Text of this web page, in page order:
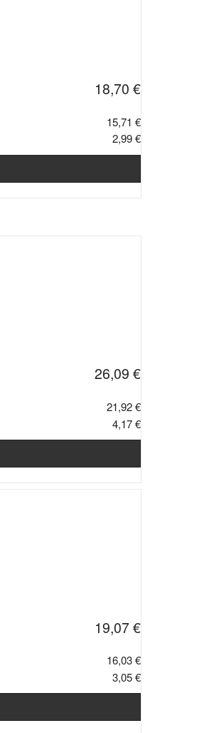
18,70 €
15,71 €
2,99 €
26,09 €
21,92 €
4,17 €
19,07 €
16,03 €
3,05 €